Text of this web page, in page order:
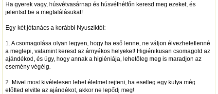
Ha gyerek vagy, húsvétvasárnap és húsvéthétfőn keresd meg ezeket, és
jelentsd be a megtalálásukat!
Egy-két jótanács a korábbi Nyusziktól:
1. A csomagolása olyan legyen, hogy ha eső lenne, ne váljon élvezhetetlenné
a meglepi, valamint keresd az árnyékos helyeket! Higiénikusan csomagold az
ajándékod, és úgy, hogy annak a higiéniája, lehetőleg meg is maradjon az
esemény végéig.
2. Mivel most kivételesen lehet élelmet rejteni, ha esetleg egy kutya még
előtted elvitte az ajándékot, akkor ne lepődj meg!